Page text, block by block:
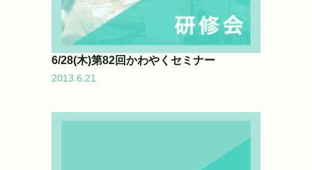
6/28(木)第82回かわやくセミナー
2013.6.21